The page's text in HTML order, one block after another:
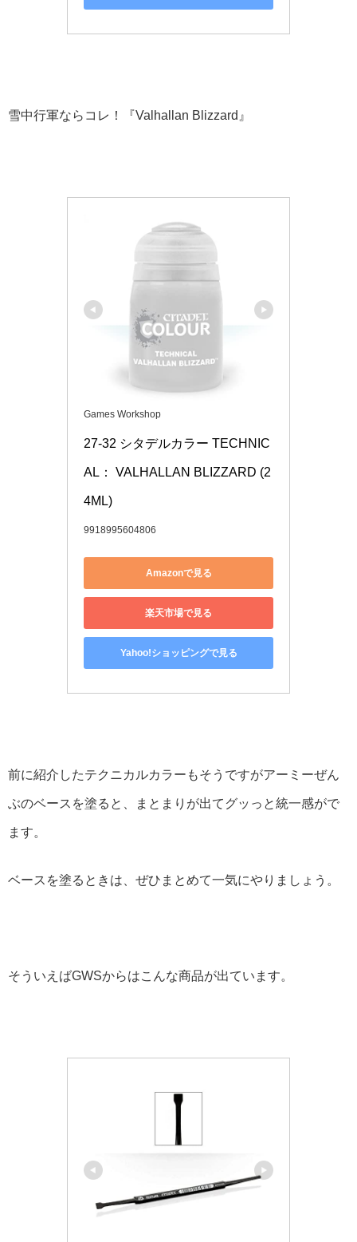
雪中行軍ならコレ！『Valhallan Blizzard』
Games Workshop
27-32 シタデルカラー TECHNIC
AL： VALHALLAN BLIZZARD (2
4ML)
9918995604806
Amazonで見る
楽天市場で見る
Yahoo!ショッピングで見る
前に紹介したテクニカルカラーもそうですがアーミーぜん
ぶのベースを塗ると、まとまりが出てグッっと統一感がで
ます。
ベースを塗るときは、ぜひまとめて一気にやりましょう。
そういえばGWSからはこんな商品が出ています。